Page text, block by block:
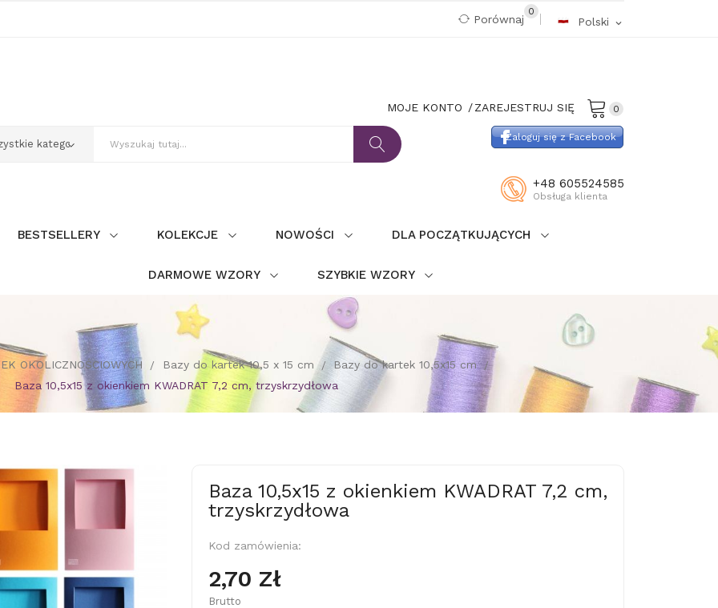
Polski expand_more
Porównaj
0
0
MOJE KONTO ZAREJESTRUJ SIĘ
+48 605524585
Obsługa klienta
Zaloguj się z Facebook
BESTSELLERY KOLEKCJE NOWOŚCI DLA POCZĄTKUJĄCYCH
DARMOWE WZORY SZYBKIE WZORY
OKOLICZNOŚCIOWYCH Bazy do kartek 10,5 x 15 cm
Bazy do kartek 10,5x15 cm
Baza 10,5x15 z okienkiem KWADRAT 7,2 cm, trzyskrzydłowa
Baza 10,5x15 z okienkiem KWADRAT 7,2 cm,
trzyskrzydłowa
Kod zamówienia:
2,70 Zł
Brutto